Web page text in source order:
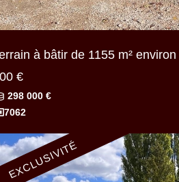
à bâtir de 1155 m² environ
€
298 000 €
7062
EXCLUSIVITÉ